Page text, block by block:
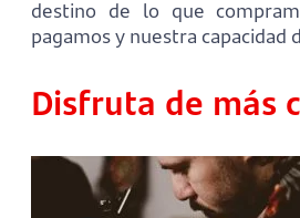
destino de lo que
pagamos y nuestra capacidad
Disfruta de más